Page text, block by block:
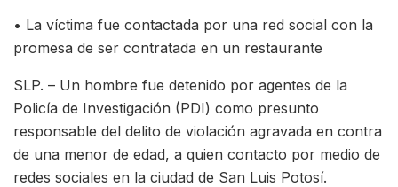
• La víctima fue contactada por una red social con la
promesa de ser contratada en un restaurante
SLP. – Un hombre fue detenido por agentes de la
Policía de Investigación (PDI) como presunto
responsable del delito de violación agravada en contra
de una menor de edad, a quien contacto por medio de
redes sociales en la ciudad de San Luis Potosí.